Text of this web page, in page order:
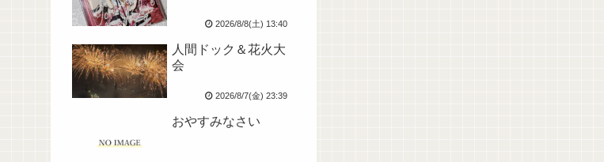
2026/8/8(土) 13:40
人間ドック＆花火大
会
2026/8/7(金) 23:39
おやすみなさい